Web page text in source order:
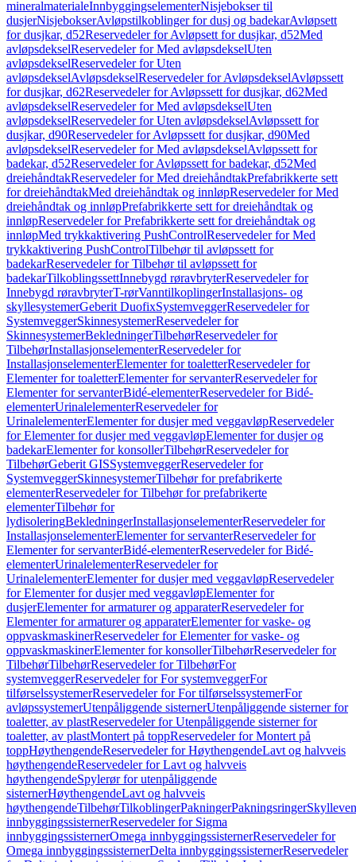
mineralmaterialeInnbyggingselementerNisjebokser til
dusjerNisjebokserAvløpstilkoblinger for dusj og badekarAvløpsett
for dusjkar, d52Reservedeler for Avløpsett for dusjkar, d52Med
avløpsdekselReservedeler for Med avløpsdekselUten
avløpsdekselReservedeler for Uten
avløpsdekselAvløpsdekselReservedeler for AvløpsdekselAvløpssett
for dusjkar, d62Reservedeler for Avløpssett for dusjkar, d62Med
avløpsdekselReservedeler for Med avløpsdekselUten
avløpsdekselReservedeler for Uten avløpsdekselAvløpssett for
dusjkar, d90Reservedeler for Avløpssett for dusjkar, d90Med
avløpsdekselReservedeler for Med avløpsdekselAvløpssett for
badekar, d52Reservedeler for Avløpssett for badekar, d52Med
dreiehåndtakReservedeler for Med dreiehåndtakPrefabrikkerte sett
for dreiehåndtakMed dreiehåndtak og innløpReservedeler for Med
dreiehåndtak og innløpPrefabrikkerte sett for dreiehåndtak og
innløpReservedeler for Prefabrikkerte sett for dreiehåndtak og
innløpMed trykkaktivering PushControlReservedeler for Med
trykkaktivering PushControlTilbehør til avløpssett for
badekarReservedeler for Tilbehør til avløpssett for
badekarTilkoblingssettInnebygd røravbryterReservedeler for
Innebygd røravbryterT-rørVanntilkoplingerInstallasjons- og
skyllesystemerGeberit DuofixSystemveggerReservedeler for
SystemveggerSkinnesystemerReservedeler for
SkinnesystemerBekledningerTilbehørReservedeler for
TilbehørInstallasjonselementerReservedeler for
InstallasjonselementerElementer for toaletterReservedeler for
Elementer for toaletterElementer for servanterReservedeler for
Elementer for servanterBidé-elementerReservedeler for Bidé-
elementerUrinalelementerReservedeler for
UrinalelementerElementer for dusjer med veggavløpReservedeler
for Elementer for dusjer med veggavløpElementer for dusjer og
badekarElementer for konsollerTilbehørReservedeler for
TilbehørGeberit GISSystemveggerReservedeler for
SystemveggerSkinnesystemerTilbehør for prefabrikerte
elementerReservedeler for Tilbehør for prefabrikerte
elementerTilbehør for
lydisoleringBekledningerInstallasjonselementerReservedeler for
InstallasjonselementerElementer for servanterReservedeler for
Elementer for servanterBidé-elementerReservedeler for Bidé-
elementerUrinalelementerReservedeler for
UrinalelementerElementer for dusjer med veggavløpReservedeler
for Elementer for dusjer med veggavløpElementer for
dusjerElementer for armaturer og apparaterReservedeler for
Elementer for armaturer og apparaterElementer for vaske- og
oppvaskmaskinerReservedeler for Elementer for vaske- og
oppvaskmaskinerElementer for konsollerTilbehørReservedeler for
TilbehørTilbehørReservedeler for TilbehørFor
systemveggerReservedeler for For systemveggerFor
tilførselssystemerReservedeler for For tilførselssystemerFor
avløpssystemerUtenpåliggende sisternerUtenpåliggende sisterner for
toaletter, av plastReservedeler for Utenpåliggende sisterner for
toaletter, av plastMontert på toppReservedeler for Montert på
toppHøythengendeReservedeler for HøythengendeLavt og halvveis
høythengendeReservedeler for Lavt og halvveis
høythengendeSpylerør for utenpåliggende
sisternerHøythengendeLavt og halvveis
høythengendeTilbehørTilkoblingerPakningerPakningsringer
innbyggingssisternerReservedeler for Sigma
innbyggingssisternerOmega innbyggingssisternerReservedeler for
Omega innbyggingssisternerDelta innbyggingssisternerReservedeler